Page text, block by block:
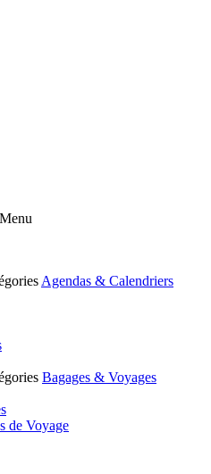
Menu
Agendas & Calendriers
Bagages & Voyages
de Voyage